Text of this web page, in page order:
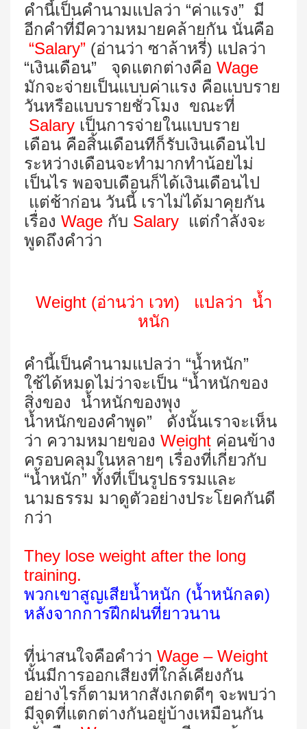
คำนี้เป็นคำนามแปลว่า “ค่าแรง” มี
อีกคำที่มีความหมายคล้ายกัน นั่นคือ
“Salary” (อ่านว่า ซาล้าหรี่) แปลว่า
“เงินเดือน” จุดแตกต่างคือ Wage
มักจะจ่ายเป็นแบบค่าแรง คือแบบราย
วันหรือแบบรายชั่วโมง ขณะที่
Salary เป็นการจ่ายในแบบราย
เดือน คือสิ้นเดือนทีก็รับเงินเดือนไป
ระหว่างเดือนจะทำมากทำน้อยไม่
เป็นไร พอจบเดือนก็ได้เงินเดือนไป
แต่ช้าก่อน วันนี้ เราไม่ได้มาคุยกัน
เรื่อง Wage กับ Salary แต่กำลังจะ
พูดถึงคำว่า
Weight (อ่านว่า เวท) แปลว่า น้ำ
หนัก
คำนี้เป็นคำนามแปลว่า “น้ำหนัก”
ใช้ได้หมดไม่ว่าจะเป็น “น้ำหนักของ
สิ่งของ น้ำหนักของพุง
น้ำหนักของคำพูด” ดังนั้นเราจะเห็น
ว่า ความหมายของ Weight ค่อนข้าง
ครอบคลุมในหลายๆ เรื่องที่เกี่ยวกับ
“น้ำหนัก” ทั้งที่เป็นรูปธรรมและ
นามธรรม มาดูตัวอย่างประโยคกันดี
กว่า
They lose weight after the long
training.
พวกเขาสูญเสียน้ำหนัก (น้ำหนักลด)
หลังจากการฝึกฝนที่ยาวนาน
ที่น่าสนใจคือคำว่า Wage – Weight
นั้นมีการออกเสียงที่ใกล้เคียงกัน
อย่างไรก็ตามหากสังเกตดีๆ จะพบว่า
มีจุดที่แตกต่างกันอยู่บ้างเหมือนกัน